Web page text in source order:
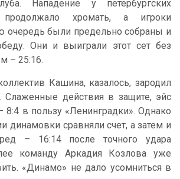
Нападение у петербургских
продолжало хромать, а игроки
очередь были предельно собраны и
Они и выиграли этот сет без
– 25:16.
Кашина, казалось, зародил
Слаженные действия в защите, эйс
8:4 в пользу «Ленинградки». Однако
динамовки сравняли счет, а затем и
– 16:14 после точного удара
команду Аркадия Козлова уже
«Динамо» не дало усомниться в